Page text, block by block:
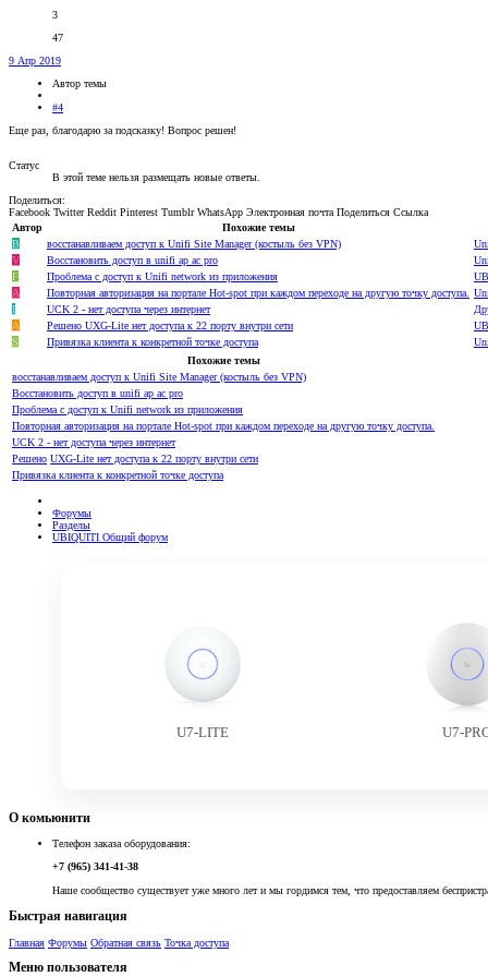
3
47
9 Апр 2019
Автор темы
#4
Еще раз, благодарю за подсказку! Вопрос решен!
Статус
В этой теме нельзя размещать новые ответы.
Поделиться:
Facebook Twitter Reddit Pinterest Tumblr WhatsApp Электронная почта Поделиться Ссылка
Автор
Похожие темы
B
восстанавливаем доступ к Unifi Site Manager (костыль без VPN)
V
Восстановить доступ в unifi ap ac pro
F
Проблема с доступ к Unifi network из приложения
A
Повторная авторизация на портале Hot-spot при каждом переходе на другую точку доступа.
I
UCK 2 - нет доступа через интернет
A
Решено UXG-Lite нет доступа к 22 порту внутри сети
S
Привязка клиента к конкретной точке доступа
Похожие темы
восстанавливаем доступ к Unifi Site Manager (костыль без VPN)
Восстановить доступ в unifi ap ac pro
Проблема с доступ к Unifi network из приложения
Повторная авторизация на портале Hot-spot при каждом переходе на другую точку доступа.
UCK 2 - нет доступа через интернет
Решено UXG-Lite нет доступа к 22 порту внутри сети
Привязка клиента к конкретной точке доступа
Форумы
Разделы
UBIQUITI Общий форум
U7-LITE U7-
О комьюнити
Телефон заказа оборудования:
+7 (965) 341-41-38
Наше сообщество существует уже много лет и мы гордимся тем, что предоставляем
Быстрая навигация
Главная Форумы Обратная связь Точка доступа
Меню пользователя